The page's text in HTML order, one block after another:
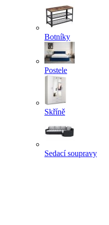
Botníky
Postele
Skříně
Sedací soupravy